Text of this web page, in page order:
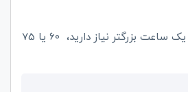
برای یک سالن بزرگ به یک ساعت بزرگتر نیاز دارید، 60 یا 75